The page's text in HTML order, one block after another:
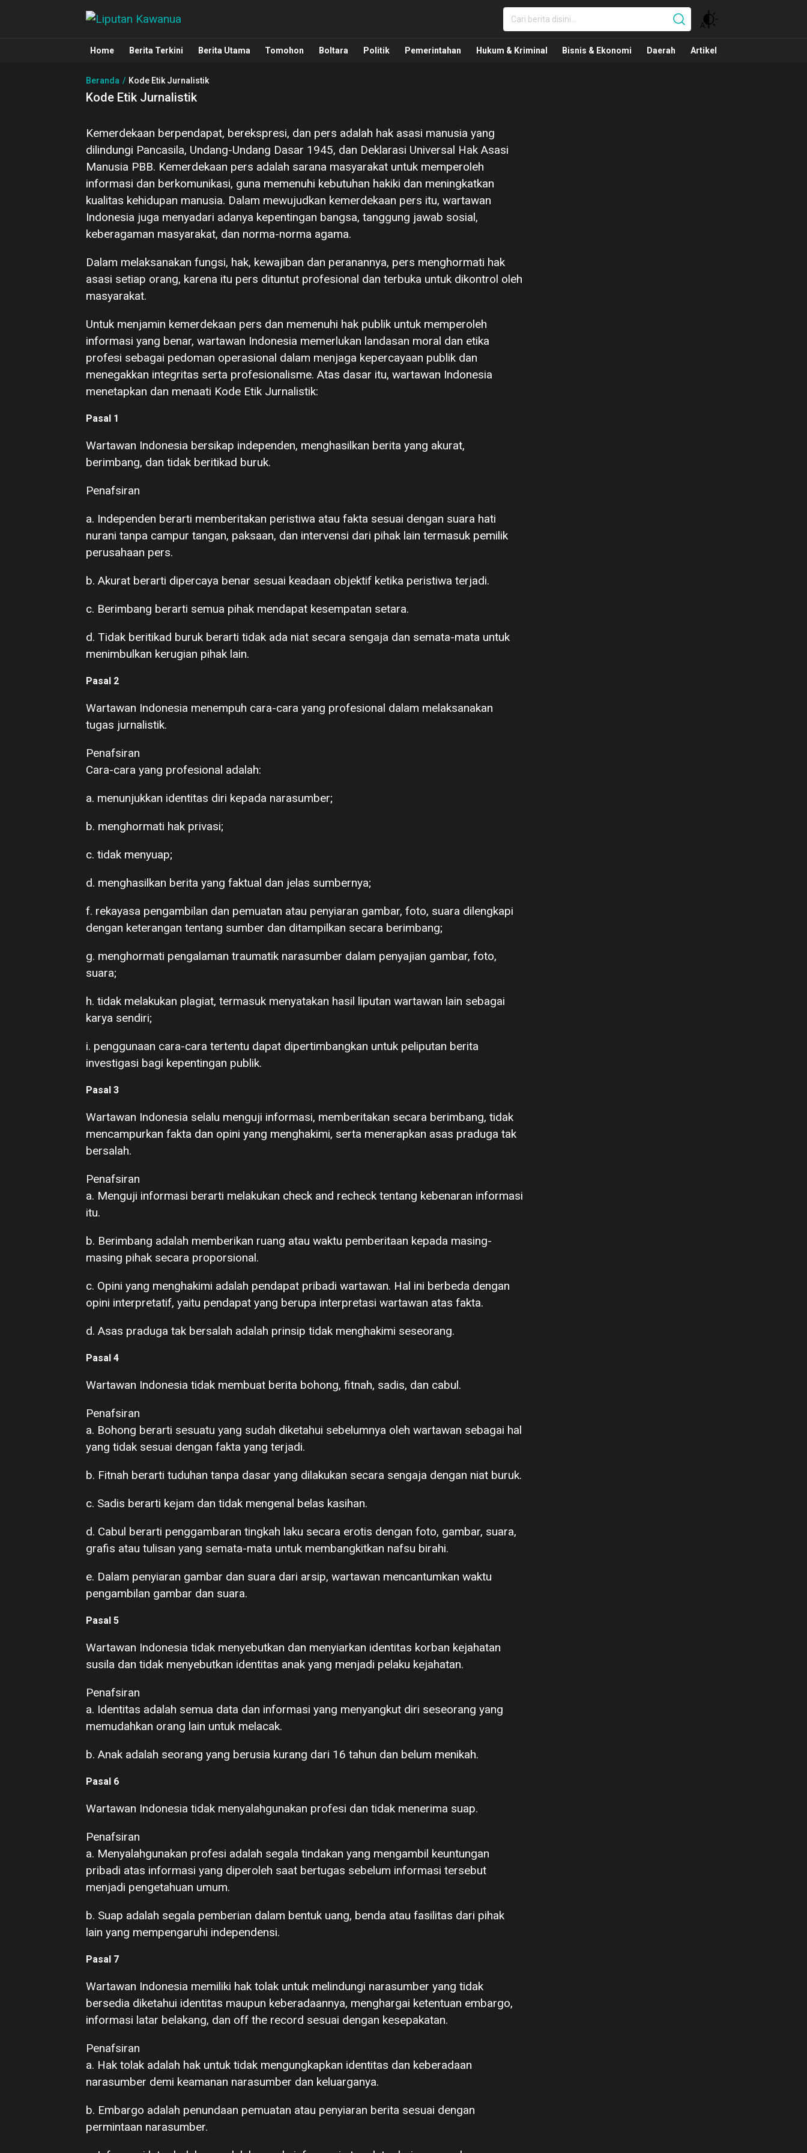
Liputan Kawanua
Berita Manado, Sulawesi Utara, Kawanua, Politik, Pemerintahan, Hukum Kriminal dan Nasional
Home Berita Terkini Berita Utama Tomohon Boltara Politik Pemerintahan Hukum & Kriminal Bisnis & Ekonomi Daerah Artikel
Beranda Kode Etik Jurnalistik
Kode Etik Jurnalistik
Kemerdekaan berpendapat, berekspresi, dan pers adalah hak asasi manusia yang
dilindungi Pancasila, Undang-Undang Dasar 1945, dan Deklarasi Universal Hak Asasi
Manusia PBB. Kemerdekaan pers adalah sarana masyarakat untuk memperoleh
informasi dan berkomunikasi, guna memenuhi kebutuhan hakiki dan meningkatkan
kualitas kehidupan manusia. Dalam mewujudkan kemerdekaan pers itu, wartawan
Indonesia juga menyadari adanya kepentingan bangsa, tanggung jawab sosial,
keberagaman masyarakat, dan norma-norma agama.
Dalam melaksanakan fungsi, hak, kewajiban dan peranannya, pers menghormati hak
asasi setiap orang, karena itu pers dituntut profesional dan terbuka untuk dikontrol oleh
masyarakat.
Untuk menjamin kemerdekaan pers dan memenuhi hak publik untuk memperoleh
informasi yang benar, wartawan Indonesia memerlukan landasan moral dan etika
profesi sebagai pedoman operasional dalam menjaga kepercayaan publik dan
menegakkan integritas serta profesionalisme. Atas dasar itu, wartawan Indonesia
menetapkan dan menaati Kode Etik Jurnalistik:
Pasal 1
Wartawan Indonesia bersikap independen, menghasilkan berita yang akurat,
berimbang, dan tidak beritikad buruk.
Penafsiran
a. Independen berarti memberitakan peristiwa atau fakta sesuai dengan suara hati
nurani tanpa campur tangan, paksaan, dan intervensi dari pihak lain termasuk pemilik
perusahaan pers.
b. Akurat berarti dipercaya benar sesuai keadaan objektif ketika peristiwa terjadi.
c. Berimbang berarti semua pihak mendapat kesempatan setara.
d. Tidak beritikad buruk berarti tidak ada niat secara sengaja dan semata-mata untuk
menimbulkan kerugian pihak lain.
Pasal 2
Wartawan Indonesia menempuh cara-cara yang profesional dalam melaksanakan
tugas jurnalistik.
Penafsiran
Cara-cara yang profesional adalah:
a. menunjukkan identitas diri kepada narasumber;
b. menghormati hak privasi;
c. tidak menyuap;
d. menghasilkan berita yang faktual dan jelas sumbernya;
f. rekayasa pengambilan dan pemuatan atau penyiaran gambar, foto, suara dilengkapi
dengan keterangan tentang sumber dan ditampilkan secara berimbang;
g. menghormati pengalaman traumatik narasumber dalam penyajian gambar, foto,
suara;
h. tidak melakukan plagiat, termasuk menyatakan hasil liputan wartawan lain sebagai
karya sendiri;
i. penggunaan cara-cara tertentu dapat dipertimbangkan untuk peliputan berita
investigasi bagi kepentingan publik.
Pasal 3
Wartawan Indonesia selalu menguji informasi, memberitakan secara berimbang, tidak
mencampurkan fakta dan opini yang menghakimi, serta menerapkan asas praduga tak
bersalah.
Penafsiran
a. Menguji informasi berarti melakukan check and recheck tentang kebenaran informasi
itu.
b. Berimbang adalah memberikan ruang atau waktu pemberitaan kepada masing-
masing pihak secara proporsional.
c. Opini yang menghakimi adalah pendapat pribadi wartawan. Hal ini berbeda dengan
opini interpretatif, yaitu pendapat yang berupa interpretasi wartawan atas fakta.
d. Asas praduga tak bersalah adalah prinsip tidak menghakimi seseorang.
Pasal 4
Wartawan Indonesia tidak membuat berita bohong, fitnah, sadis, dan cabul.
Penafsiran
a. Bohong berarti sesuatu yang sudah diketahui sebelumnya oleh wartawan sebagai hal
yang tidak sesuai dengan fakta yang terjadi.
b. Fitnah berarti tuduhan tanpa dasar yang dilakukan secara sengaja dengan niat buruk.
c. Sadis berarti kejam dan tidak mengenal belas kasihan.
d. Cabul berarti penggambaran tingkah laku secara erotis dengan foto, gambar, suara,
grafis atau tulisan yang semata-mata untuk membangkitkan nafsu birahi.
e. Dalam penyiaran gambar dan suara dari arsip, wartawan mencantumkan waktu
pengambilan gambar dan suara.
Pasal 5
Wartawan Indonesia tidak menyebutkan dan menyiarkan identitas korban kejahatan
susila dan tidak menyebutkan identitas anak yang menjadi pelaku kejahatan.
Penafsiran
a. Identitas adalah semua data dan informasi yang menyangkut diri seseorang yang
memudahkan orang lain untuk melacak.
b. Anak adalah seorang yang berusia kurang dari 16 tahun dan belum menikah.
Pasal 6
Wartawan Indonesia tidak menyalahgunakan profesi dan tidak menerima suap.
Penafsiran
a. Menyalahgunakan profesi adalah segala tindakan yang mengambil keuntungan
pribadi atas informasi yang diperoleh saat bertugas sebelum informasi tersebut
menjadi pengetahuan umum.
b. Suap adalah segala pemberian dalam bentuk uang, benda atau fasilitas dari pihak
lain yang mempengaruhi independensi.
Pasal 7
Wartawan Indonesia memiliki hak tolak untuk melindungi narasumber yang tidak
bersedia diketahui identitas maupun keberadaannya, menghargai ketentuan embargo,
informasi latar belakang, dan off the record sesuai dengan kesepakatan.
Penafsiran
a. Hak tolak adalah hak untuk tidak mengungkapkan identitas dan keberadaan
narasumber demi keamanan narasumber dan keluarganya.
b. Embargo adalah penundaan pemuatan atau penyiaran berita sesuai dengan
permintaan narasumber.